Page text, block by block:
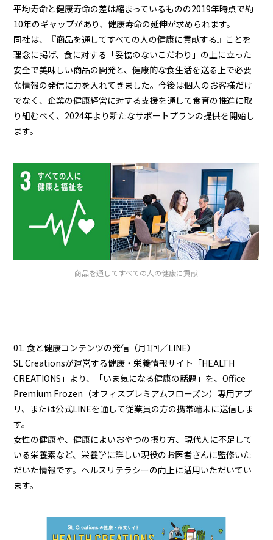
平均寿命と健康寿命の差は縮まっているものの2019年時点で約
10年のギャップがあり、健康寿命の延伸が求められます。
同社は、『商品を通してすべての人の健康に貢献する』ことを
理念に掲げ、食に対する「妥協のないこだわり」の上に立った
安全で美味しい商品の開発と、健康的な食生活を送る上で必要
な情報の発信に力を入れてきました。今後は個人のお客様だけ
でなく、企業の健康経営に対する支援を通して食育の推進に取
り組むべく、2024年より新たなサポートプランの提供を開始し
ます。
商品を通してすべての人の健康に貢献
01. 食と健康コンテンツの発信（月1回／LINE）
SL Creationsが運営する健康・栄養情報サイト「HEALTH
CREATIONS」より、「いま気になる健康の話題」を、Office
Premium Frozen（オフィスプレミアムフローズン）専用アプ
リ、または公式LINEを通して従業員の方の携帯端末に送信しま
す。
女性の健康や、健康によいおやつの摂り方、現代人に不足して
いる栄養素など、栄養学に詳しい現役のお医者さんに監修いた
だいた情報です。ヘルスリテラシーの向上に活用いただいてい
ます。